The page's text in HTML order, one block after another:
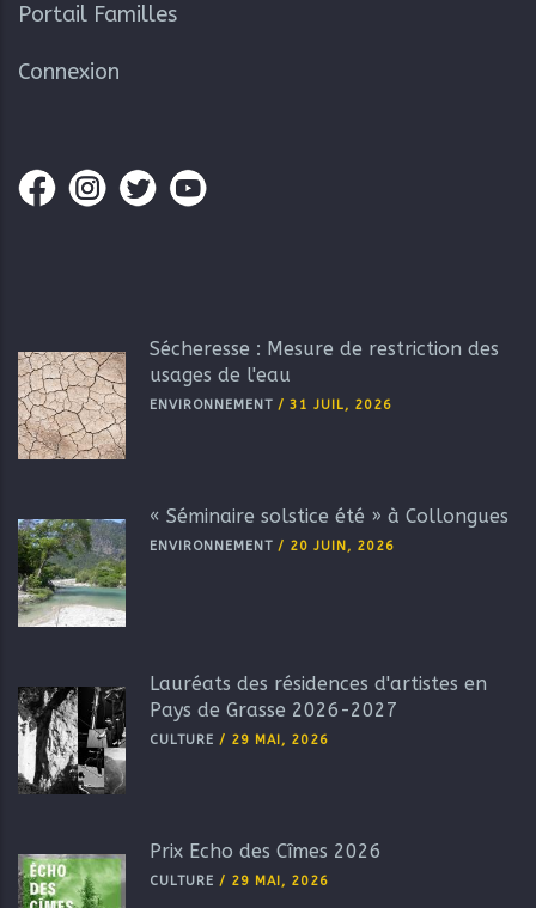
Portail Familles
Connexion
Sécheresse : Mesure de restriction des
usages de l'eau
ENVIRONNEMENT / 31 JUIL, 2026
« Séminaire solstice été » à Collongues
ENVIRONNEMENT / 20 JUIN, 2026
Lauréats des résidences d'artistes en
Pays de Grasse 2026-2027
CULTURE / 29 MAI, 2026
Prix Echo des Cîmes 2026
CULTURE / 29 MAI, 2026